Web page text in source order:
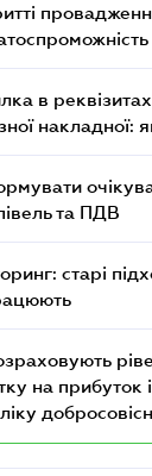
в
накладної:
та ПДВ
старі
на прибуток